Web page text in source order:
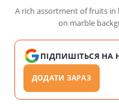
A rich assortment of fruits in
on marble
ПІДПИШІТЬСЯ НА
ДОДАТИ ЗАРАЗ